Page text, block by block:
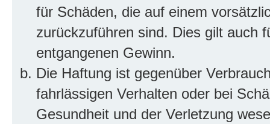
für Schäden, die auf einem
zurückzuführen sind. Dies gilt auch
entgangenen Gewinn.
Die Haftung ist gegenüber
fahrlässigen Verhalten oder bei
Gesundheit und der Verletzung